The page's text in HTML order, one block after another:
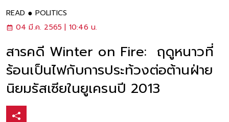
READ
POLITICS
04 มี.ค. 2565 | 10:46 น.
สารคดี Winter on Fire: ฤดูหนาวที่
ร้อนเป็นไฟกับการประท้วงต่อต้านฝ่าย
นิยมรัสเซียในยูเครนปี 2013